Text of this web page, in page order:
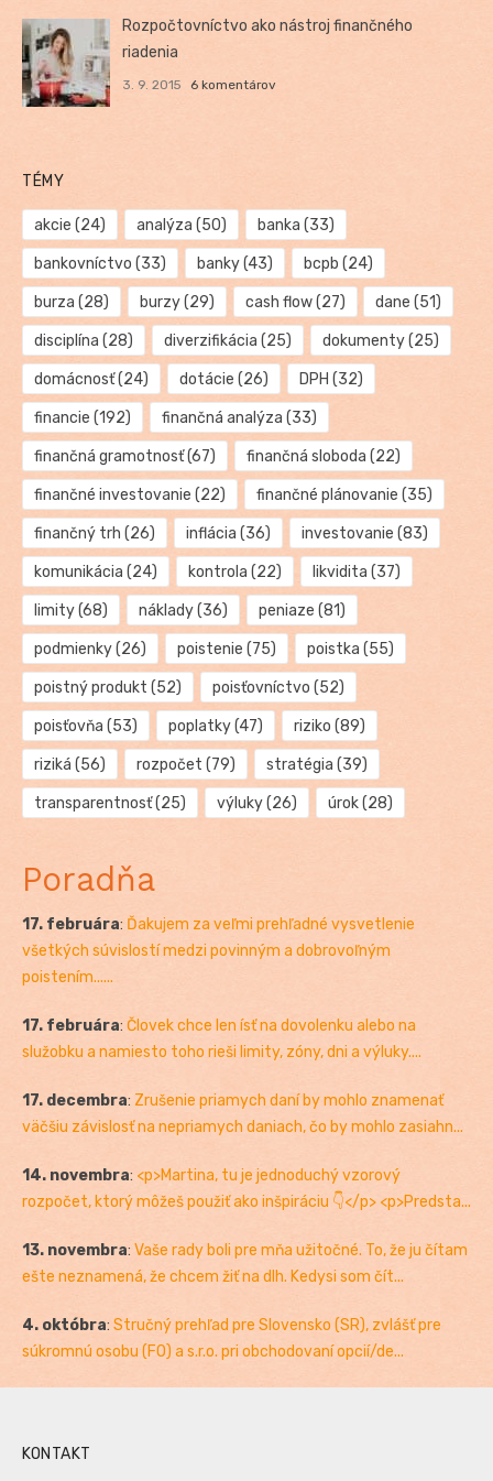
Rozpočtovníctvo ako nástroj finančného
riadenia
3. 9. 2015 6 komentárov
TÉMY
akcie (24) analýza (50) banka (33)
bankovníctvo (33) banky(43) bcpb (24)
burza (28) burzy(29) cash flow(27) dane (51)
disciplína (28) diverzifikácia (25) dokumenty(25)
domácnosť(24) dotácie (26) DPH (32)
financie (192) finančná analýza (33)
finančná gramotnosť(67) finančná sloboda (22)
finančné investovanie (22) finančné plánovanie (35)
finančný trh (26) inflácia (36) investovanie (83)
komunikácia (24) kontrola (22) likvidita (37)
limity(68) náklady(36) peniaze (81)
podmienky(26) poistenie (75) poistka (55)
poistný produkt (52) poisťovníctvo (52)
poisťovňa (53) poplatky(47) riziko (89)
riziká (56) rozpočet (79) stratégia (39)
transparentnosť(25) výluky(26) úrok(28)
Poradňa
17. februára: Ďakujem za veľmi prehľadné vysvetlenie
všetkých súvislostí medzi povinným a dobrovoľným
poistením......
17. februára: Človek chce len ísť na dovolenku alebo na
služobku a namiesto toho rieši limity, zóny, dni a výluky....
17. decembra: Zrušenie priamych daní by mohlo znamenať
väčšiu závislosť na nepriamych daniach, čo by mohlo zasiahn...
14. novembra: <p>Martina, tu je jednoduchý vzorový
rozpočet, ktorý môžeš použiť ako inšpiráciu 👇</p> <p>Predsta...
13. novembra: Vaše rady boli pre mňa užitočné. To, že ju čítam
ešte neznamená, že chcem žiť na dlh. Kedysi som čít...
4. októbra: Stručný prehľad pre Slovensko (SR), zvlášť pre
súkromnú osobu (FO) a s.r.o. pri obchodovaní opcií/de...
KONTAKT